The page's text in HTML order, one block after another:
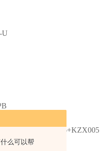
么可以帮
U
0157-01-006-P006+KZX005